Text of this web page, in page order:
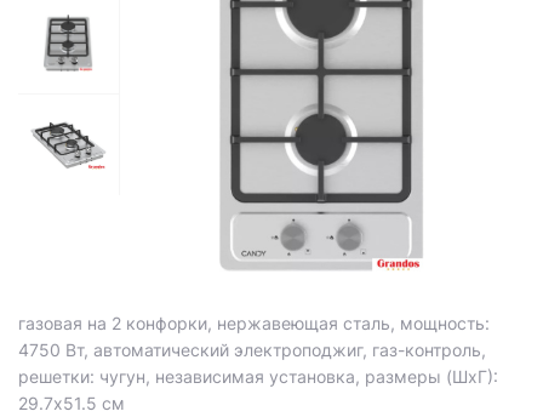
газовая на 2 конфорки, нержавеющая сталь, мощность:
4750 Вт, автоматический электроподжиг, газ-контроль,
решетки: чугун, независимая установка, размеры (ШхГ):
29.7x51.5 см